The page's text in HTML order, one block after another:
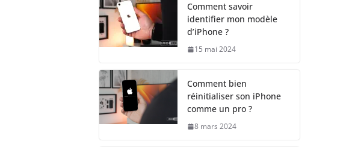
Comment savoir
identifier mon modèle
d’iPhone ?
15 mai 2024
Comment bien
réinitialiser son iPhone
comme un pro ?
8 mars 2024